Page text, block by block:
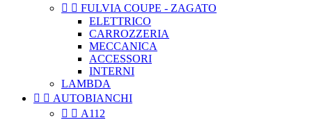
  FULVIA COUPE - ZAGATO
ELETTRICO
CARROZZERIA
MECCANICA
ACCESSORI
INTERNI
LAMBDA
  AUTOBIANCHI
  A112